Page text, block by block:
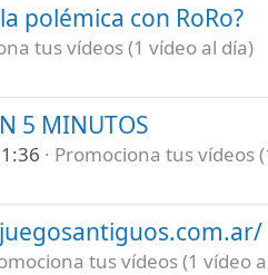
polémica con RoRo?
tus vídeos (1 vídeo al día)
5 MINUTOS
Promociona tus vídeos
tus vídeos (1 vídeo